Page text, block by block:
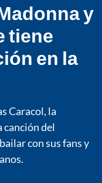
y
tiene
en la
Caracol, la
canción del
con sus fans y